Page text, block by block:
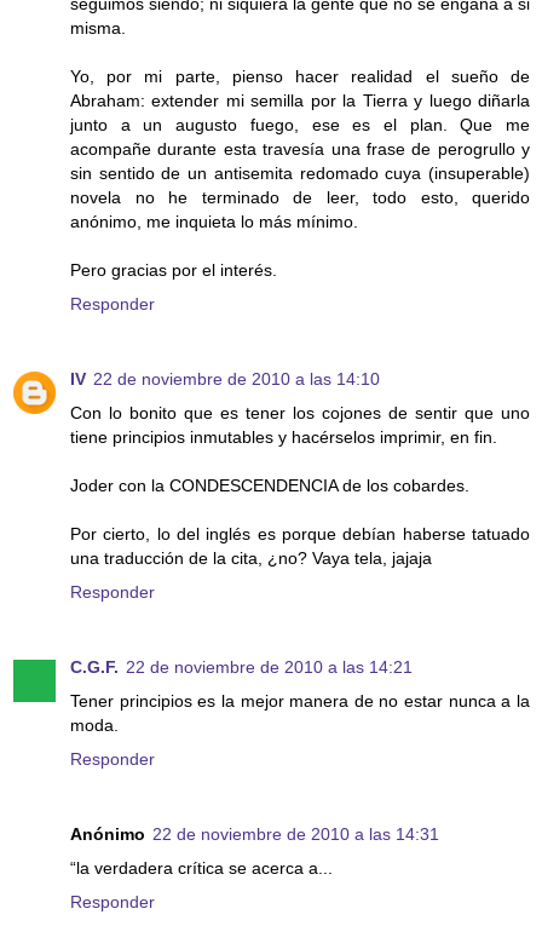
misma.
Yo, por mi parte, pienso hacer realidad el sueño de
Abraham: extender mi semilla por la Tierra y luego diñarla
junto a un augusto fuego, ese es el plan. Que me
acompañe durante esta travesía una frase de perogrullo y
sin sentido de un antisemita redomado cuya (insuperable)
novela no he terminado de leer, todo esto, querido
anónimo, me inquieta lo más mínimo.
Pero gracias por el interés.
Responder
IV 22 de noviembre de 2010 a las 14:10
Con lo bonito que es tener los cojones de sentir que uno
tiene principios inmutables y hacérselos imprimir, en fin.
Joder con la CONDESCENDENCIA de los cobardes.
Por cierto, lo del inglés es porque debían haberse tatuado
una traducción de la cita, ¿no? Vaya tela, jajaja
Responder
C.G.F. 22 de noviembre de 2010 a las 14:21
Tener principios es la mejor manera de no estar nunca a la
moda.
Responder
Anónimo 22 de noviembre de 2010 a las 14:31
“la verdadera crítica se acerca a...
Responder